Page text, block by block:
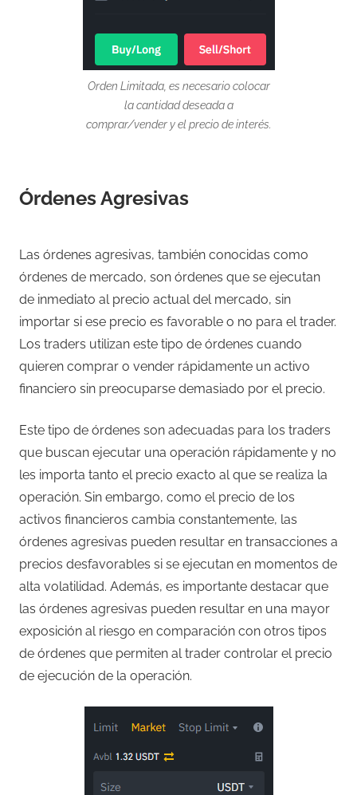
Orden Limitada, es necesario colocar
la cantidad deseada a
comprar/vender y el precio de interés.
Órdenes Agresivas
Las órdenes agresivas, también conocidas como
órdenes de mercado, son órdenes que se ejecutan
de inmediato al precio actual del mercado, sin
importar si ese precio es favorable o no para el trader.
Los traders utilizan este tipo de órdenes cuando
quieren comprar o vender rápidamente un activo
financiero sin preocuparse demasiado por el precio.
Este tipo de órdenes son adecuadas para los traders
que buscan ejecutar una operación rápidamente y no
les importa tanto el precio exacto al que se realiza la
operación. Sin embargo, como el precio de los
activos financieros cambia constantemente, las
órdenes agresivas pueden resultar en transacciones a
precios desfavorables si se ejecutan en momentos de
alta volatilidad. Además, es importante destacar que
las órdenes agresivas pueden resultar en una mayor
exposición al riesgo en comparación con otros tipos
de órdenes que permiten al trader controlar el precio
de ejecución de la operación.